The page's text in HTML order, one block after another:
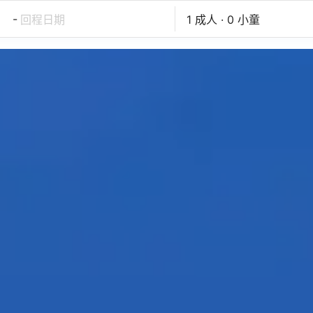
- 回程日期 1 成人 · 0 小童